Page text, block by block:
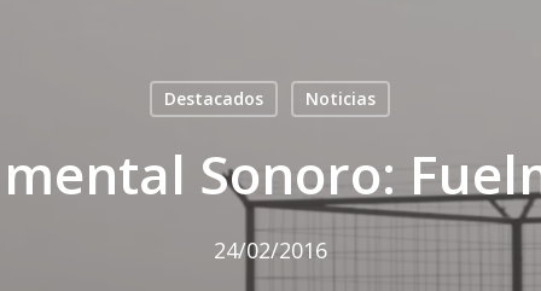
Destacados Noticias
Sonoro:
24/02/2016